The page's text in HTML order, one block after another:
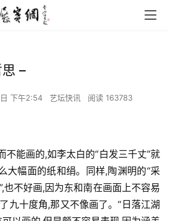
–
下午2:54 艺坛快讯 阅读 163783
不能画的,如李太白的“白发三千丈”就
大幅面的纸和绢。同样,陶渊明的“采
也不好画,因为东和南在画面上不容易
九十度角,那又不像画了。“日落江湖